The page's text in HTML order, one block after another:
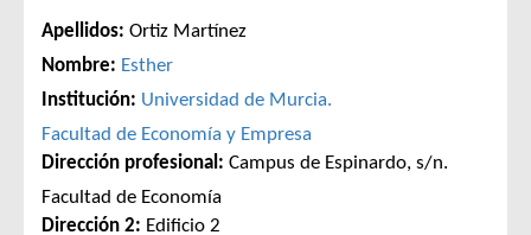
Apellidos: Ortiz Martínez
Nombre: Esther
Institución: Universidad de Murcia.
Facultad de Economía y Empresa
Dirección profesional: Campus de Espinardo, s/n.
Facultad de Economía
Dirección 2: Edificio 2